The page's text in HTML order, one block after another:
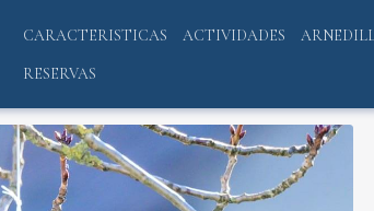
CARACTERISTICAS ACTIVIDADES
RESERVAS